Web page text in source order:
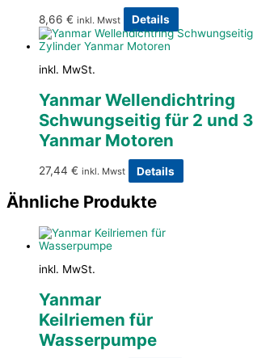
8,66 € inkl. Mwst Details
inkl. MwSt.
Yanmar Wellendichtring
Schwungseitig für 2 und
Yanmar Motoren
27,44 € inkl. Mwst Details
Ähnliche Produkte
inkl. MwSt.
Yanmar
Keilriemen für
Wasserpumpe